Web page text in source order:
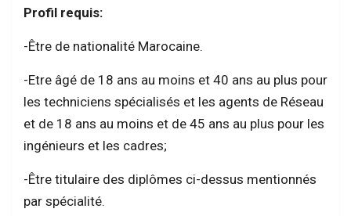
Profil requis:
-Être de nationalité Marocaine.
-Etre âgé de 18 ans au moins et 40 ans au plus pour
les techniciens spécialisés et les agents de Réseau
et de 18 ans au moins et de 45 ans au plus pour les
ingénieurs et les cadres;
-Être titulaire des diplômes ci-dessus mentionnés
par spécialité.